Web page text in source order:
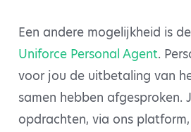
Een andere mogelijkheid is
Uniforce Personal Agent.
voor jou de uitbetaling van
samen hebben afgesproken.
opdrachten, via ons